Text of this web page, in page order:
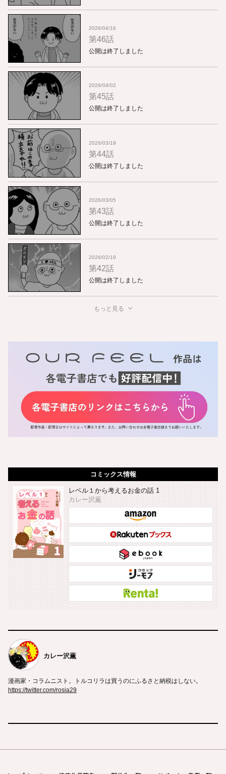
2026/04/16
第46話
公開は終了しました
2026/04/02
第45話
公開は終了しました
2026/03/19
第44話
公開は終了しました
2026/03/05
第43話
公開は終了しました
2026/02/19
第42話
公開は終了しました
もっと見る
コミックス情報
レベル１から考えるお金の話 1
カレー沢薫
カレー沢薫
漫画家・コラムニスト。トルコリラは買うのにふるさと納税はしない。
https://twitter.com/rosia29